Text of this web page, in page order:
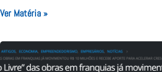
Ver Matéria »